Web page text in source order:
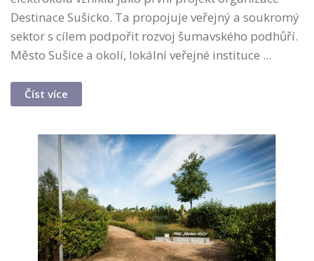
Destinace Sušicko. Ta propojuje veřejný a soukromý
sektor s cílem podpořit rozvoj šumavského podhůří.
Město Sušice a okolí, lokální veřejné instituce ...
Číst více